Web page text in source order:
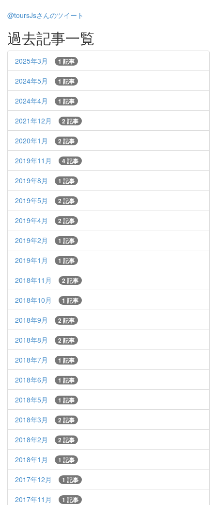
@toursJsさんのツイート
過去記事一覧
2025年3月 1 記事
2024年5月 1 記事
2024年4月 1 記事
2021年12月 2 記事
2020年1月 2 記事
2019年11月 4 記事
2019年8月 1 記事
2019年5月 2 記事
2019年4月 2 記事
2019年2月 1 記事
2019年1月 1 記事
2018年11月 2 記事
2018年10月 1 記事
2018年9月 2 記事
2018年8月 2 記事
2018年7月 1 記事
2018年6月 1 記事
2018年5月 1 記事
2018年3月 2 記事
2018年2月 2 記事
2018年1月 1 記事
2017年12月 1 記事
2017年11月 1 記事